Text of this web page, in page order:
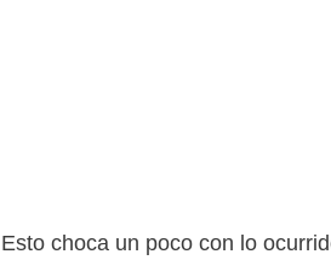
Esto choca un poco con lo